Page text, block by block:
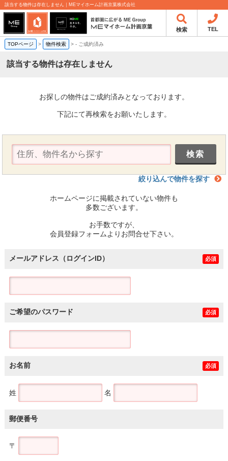
該当する物件は存在しません｜MEマイホーム計画京葉株式会社
検索 TEL
TOPページ > 物件検索 >- ご成約済み
該当する物件は存在しません
お探しの物件はご成約済みとなっております。
下記にて再検索をお願いたします。
絞り込んで物件を探す
ホームページに掲載されていない物件も
多数ございます。
お手数ですが、
会員登録フォームよりお問合せ下さい。
メールアドレス（ログインID） 必須
ご希望のパスワード 必須
お名前 必須
姓 名
郵便番号
〒